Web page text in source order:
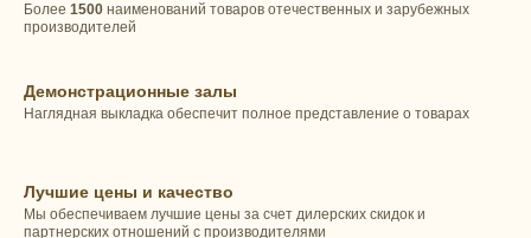
Более 1500 наименований товаров отечественных и зарубежных
производителей
Демонстрационные залы
Наглядная выкладка обеспечит полное представление о товарах
Лучшие цены и качество
Мы обеспечиваем лучшие цены за счет дилерских скидок и
партнерских отношений с производителями